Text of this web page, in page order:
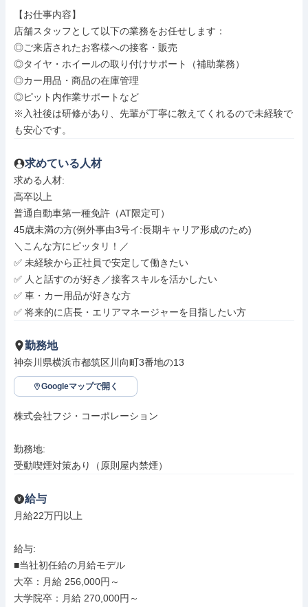
【お仕事内容】
店舗スタッフとして以下の業務をお任せします：
◎ご来店されたお客様への接客・販売
◎タイヤ・ホイールの取り付けサポート（補助業務）
◎カー用品・商品の在庫管理
◎ピット内作業サポートなど
※入社後は研修があり、先輩が丁寧に教えてくれるので未経験で
も安心です。
求めている人材
求める人材:
高卒以上
普通自動車第一種免許（AT限定可）
45歳未満の方(例外事由3号イ:長期キャリア形成のため)
＼こんな方にピッタリ！／
✅ 未経験から正社員で安定して働きたい
✅ 人と話すのが好き／接客スキルを活かしたい
✅ 車・カー用品が好きな方
✅ 将来的に店長・エリアマネージャーを目指したい方
勤務地
神奈川県横浜市都筑区川向町3番地の13
Googleマップで開く
株式会社フジ・コーポレーション
勤務地:
受動喫煙対策あり（原則屋内禁煙）
給与
月給22万円以上
給与:
■当社初任給の月給モデル
大卒：月給 256,000円～
大学院卒：月給 270,000円～